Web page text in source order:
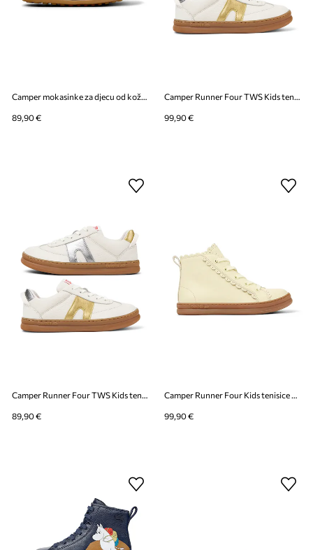
89,90 € 99,90 €
Camper Runner Four TWS Kids tenisice za djecu od kože
89,90 €
Camper Runner Four Kids tenisice za djecu od kože
99,90 €